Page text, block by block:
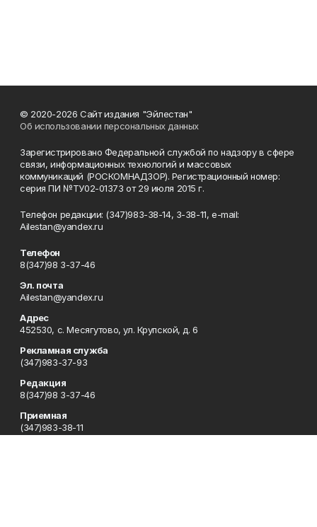
© 2020-2026 Сайт издания "Эйлестан"
Об использовании персональных данных
Зарегистрировано Федеральной службой по надзору в сфере
связи, информационных технологий и массовых
коммуникаций (РОСКОМНАДЗОР). Регистрационный номер:
серия ПИ №ТУ02-01373 от 29 июля 2015 г.
Телефон редакции: (347)983-38-14, 3-38-11, e-mail:
Ailestan@yandex.ru
Телефон
8(347)98 3-37-46
Эл. почта
Ailestan@yandex.ru
Адрес
452530, с. Месягутово, ул. Крупской, д. 6
Рекламная служба
(347)983-37-93
Редакция
8(347)98 3-37-46
Приемная
(347)983-38-11